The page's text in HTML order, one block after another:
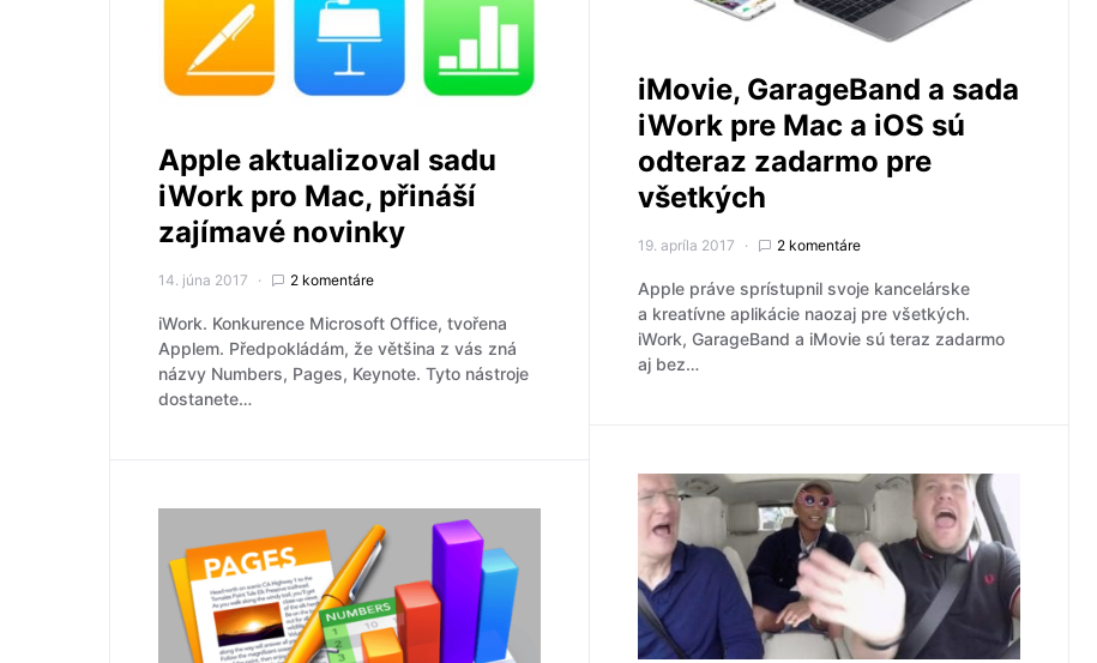
Apple aktualizoval sadu
iWork pro Mac, přináší
zajímavé novinky
14. júna 2017 2 komentáre
iWork. Konkurence Microsoft Office, tvořena
Applem. Předpokládám, že většina z vás zná
názvy Numbers, Pages, Keynote. Tyto nástroje
dostanete…
iMovie, GarageBand a sada
iWork pre Mac a iOS sú
odteraz zadarmo pre
všetkých
19. apríla 2017 2 komentáre
Apple práve sprístupnil svoje kancelárske
a kreatívne aplikácie naozaj pre všetkých.
iWork, GarageBand a iMovie sú teraz zadarmo
aj bez…